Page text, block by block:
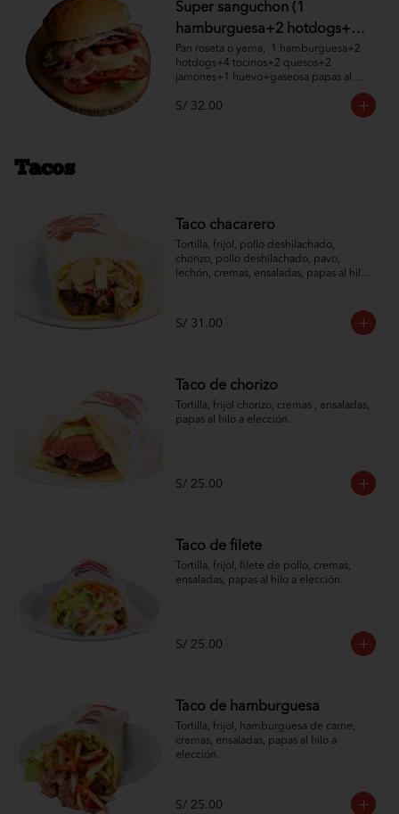
Super sanguchon (1
hamburguesa+2 hotdogs+4
tocinos+2 quesos+2
jamones+1 huevo+gaseosa
Pan roseta o yema,  1 hamburguesa+2
hotdogs+4 tocinos+2 quesos+2
jamones+1 huevo+gaseosa papas al
S/ 32.00
Tacos
Taco chacarero
Tortilla, frijol, pollo deshilachado,
chorizo, pollo deshilachado, pavo,
lechón, cremas, ensaladas, papas al hilo
S/ 31.00
Taco de chorizo
Tortilla, frijol chorizo, cremas , ensaladas,
papas al hilo a elección.
S/ 25.00
Taco de filete
Tortilla, frijol, filete de pollo, cremas,
ensaladas, papas al hilo a elección.
S/ 25.00
Taco de hamburguesa
Tortilla, frijol, hamburguesa de carne,
cremas, ensaladas, papas al hilo a
elección.
S/ 25.00